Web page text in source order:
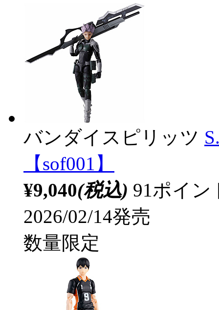
バンダイスピリッツ
【sof001】
¥9,040(税込) 91ポイ
2026/02/14発売
数量限定